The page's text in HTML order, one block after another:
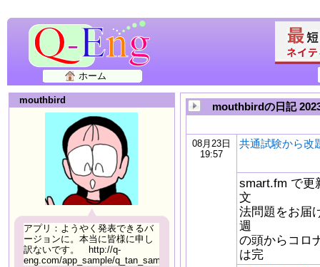
ホーム
mouthbird
アプリ：ようやく発表できるバ
ージョンに。本当に皆様に申し
訳ないです。 http://q-
eng.com/app_sample/q_tan_sample06.html
mouthbirdの日記
08月23日
19:57
共通試験から改
smart.fm で更
文
法問題をお届
週
の頭からコロ
は完